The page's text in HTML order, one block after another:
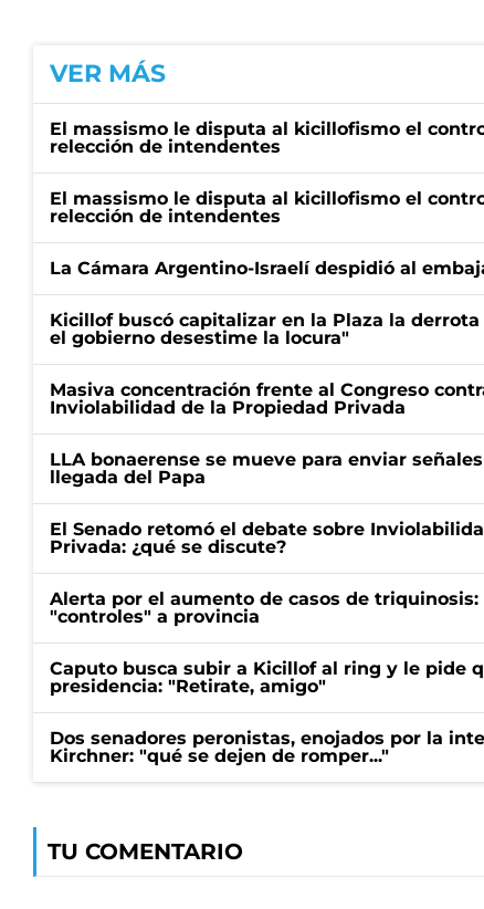
VER MÁS
El massismo le disputa al kicillofismo el
relección de intendentes
El massismo le disputa al kicillofismo el
relección de intendentes
La Cámara Argentino-Israelí despidió al
Kicillof buscó capitalizar en la Plaza la
el gobierno desestime la locura"
Masiva concentración frente al Congreso
Inviolabilidad de la Propiedad Privada
LLA bonaerense se mueve para enviar
llegada del Papa
El Senado retomó el debate sobre
Privada: ¿qué se discute?
Alerta por el aumento de casos de triquinosis:
"controles" a provincia
Caputo busca subir a Kicillof al ring y le pide
presidencia: "Retirate, amigo"
Dos senadores peronistas, enojados por la
Kirchner: "qué se dejen de romper..."
TU COMENTARIO